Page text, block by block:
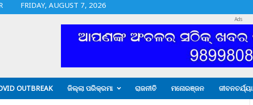
FRIDAY, AUGUST 7, 2026
Ads
OUTBREAK ଜିଲ୍ଲା ପରିକ୍ରମା ରାଜନୀତି ମନୋରଞ୍ଜନ ଜୀବନଚର୍ଯ୍ୟା